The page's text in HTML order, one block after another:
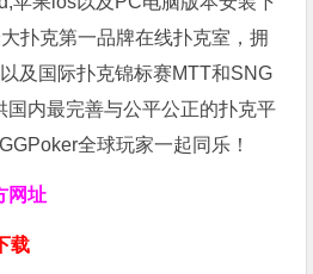
扑克第一品牌在线扑克室，拥
及国际扑克锦标赛MTT和SNG
国内最完善与公平公正的扑克平
全球玩家一起同乐！
网址
载